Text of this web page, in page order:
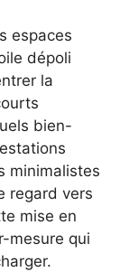
espaces
dépoli
la
bien-
minimalistes
regard vers
mise en
mesure qui